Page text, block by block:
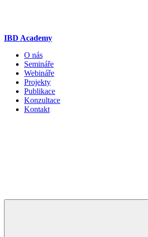
IBD Academy
O nás
Semináře
Webináře
Projekty
Publikace
Konzultace
Kontakt